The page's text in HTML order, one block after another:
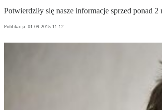
Potwierdziły się nasze informacje sprzed ponad
Publikacja: 01.09.2015 11:12